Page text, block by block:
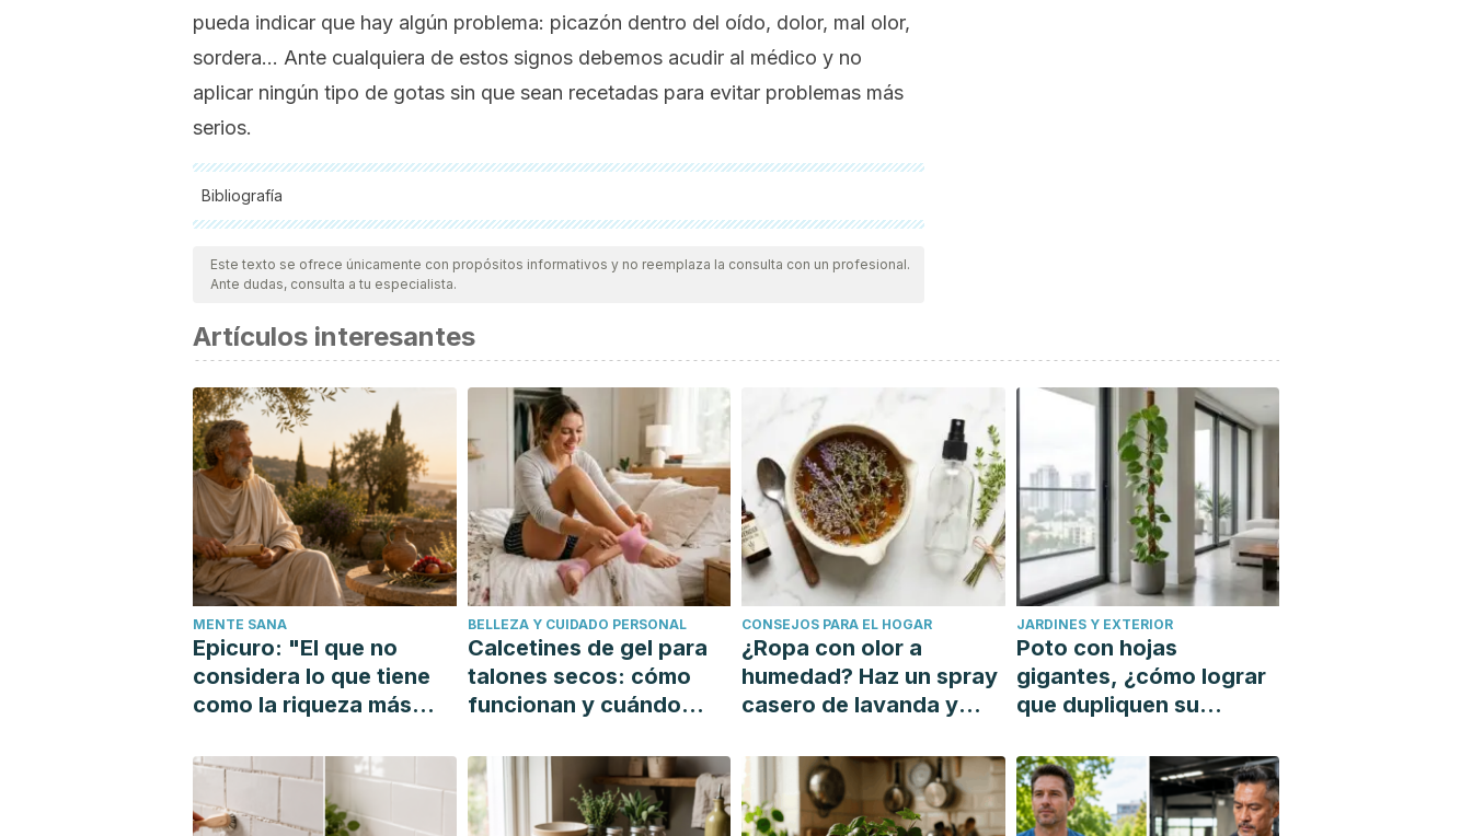
pueda indicar que hay algún problema: picazón dentro del oído, dolor, mal olor,
sordera… Ante cualquiera de estos signos debemos acudir al médico y no
aplicar ningún tipo de gotas sin que sean recetadas para evitar problemas más
serios.
Bibliografía
Todas las fuentes citadas fueron revisadas a profundidad por nuestro equipo, para asegurar su
calidad, confiabilidad, vigencia y validez.La bibliografía de este artículo fue considerada
confiable y de precisión académica o científica.
Schwartz, S. R., Magit, A. E., Rosenfeld, R. M., Ballachanda, B. B., Hackell, J. M., Krouse, H. J., …
Otolaryngology–Head and Neck Surgery : Official Journal of American Academy of
Otolaryngology-Head and Neck Surgery, 156(1_suppl), S1–S29.
https://doi.org/10.1177/0194599816671491
González Compta, X., & Navarro, J. M. (2009). Paso a paso Lavado del oído. AMF (Vol. 5).
Retrieved from http://amf-semfyc.com/upload_articles_pdf/Lavado_de_oido.pdf
Tapones de cera, cerumen impactado, limpieza de oídos. (n.d.). Retrieved December 2, 2018,
from https://www.clinicaotorrino.es/informacion-pacientes-patologias/patologia-general-
orl/tapones-de-cera/
Este texto se ofrece únicamente con propósitos informativos y no reemplaza la consulta con un profesional.
Ante dudas, consulta a tu especialista.
Artículos interesantes
MENTE SANA
Epicuro: "El que no
considera lo que tiene
como la riqueza más
aunque sea el dueño del
mundo"
BELLEZA Y CUIDADO PERSONAL
Calcetines de gel para
talones secos: cómo
funcionan y cuándo
CONSEJOS PARA EL HOGAR
¿Ropa con olor a
humedad? Haz un spray
casero de lavanda y
JARDINES Y EXTERIOR
Poto con hojas
gigantes, ¿cómo lograr
que dupliquen su